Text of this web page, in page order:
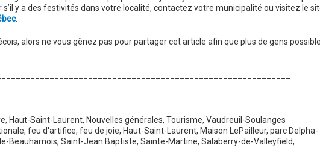
y a des festivités dans votre localité, contactez votre municipalité ou visitez le
.
alors ne vous gênez pas pour partager cet article afin que plus de gens
, Haut-Saint-Laurent, Nouvelles générales, Tourisme, Vaudreuil-Soulanges
, feu d'artifice, feu de joie, Haut-Saint-Laurent, Maison LePailleur, parc Delpha-
Beauharnois, Saint-Jean Baptiste, Sainte-Martine, Salaberry-de-Valleyfield,